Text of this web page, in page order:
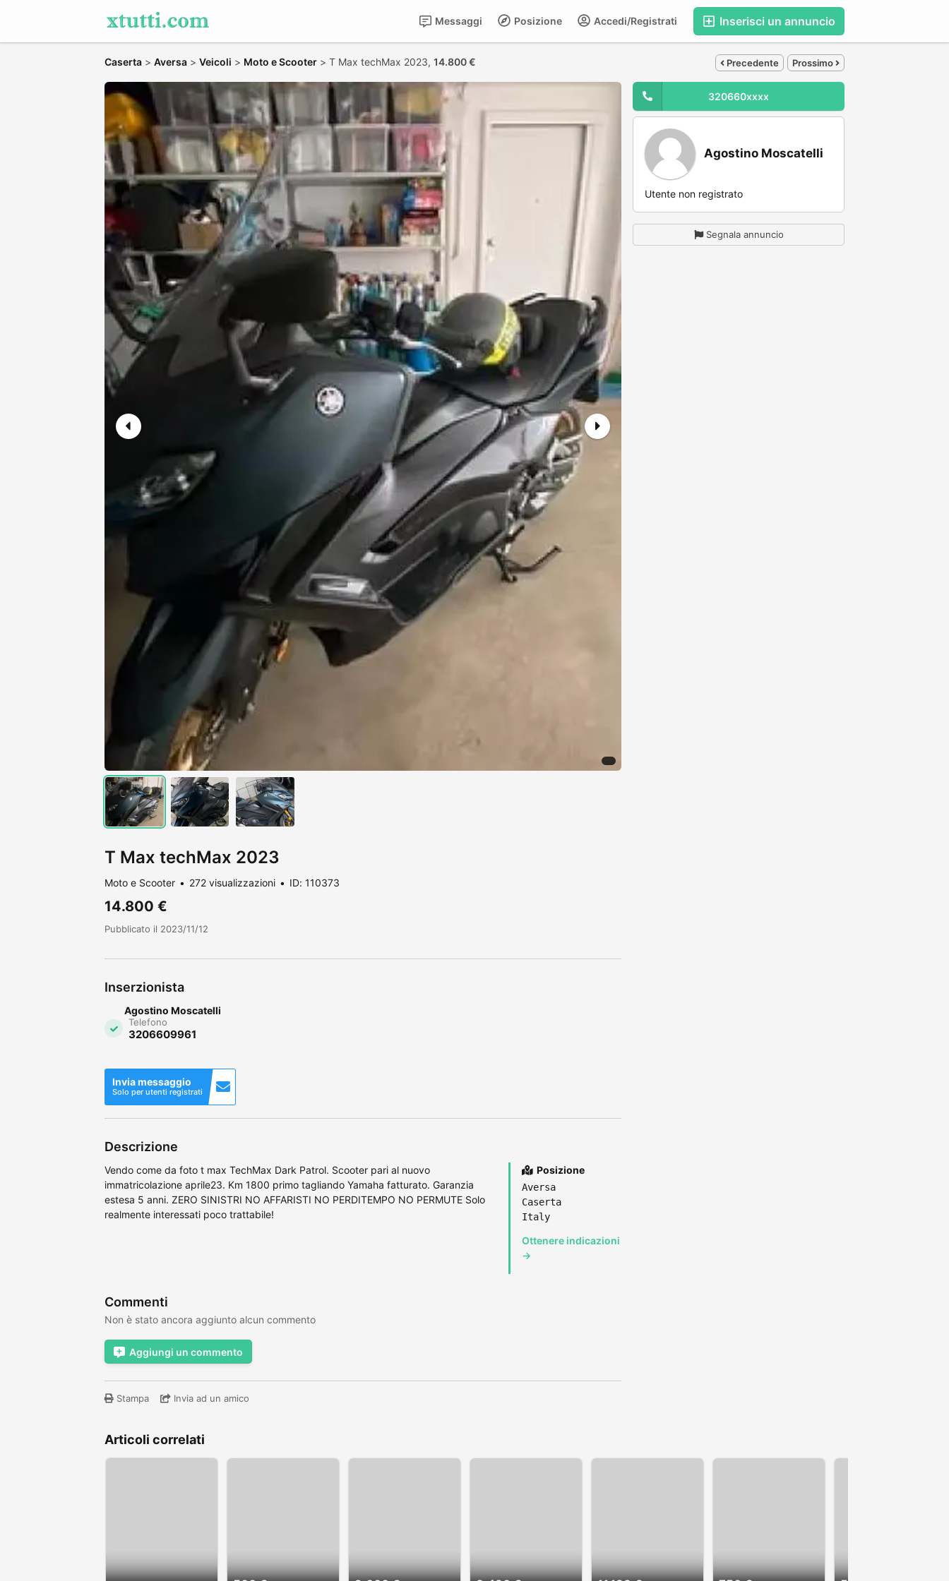
Inserisci un annuncio
Accedi/Registrati
Posizione
Messaggi
Caserta > Aversa > Veicoli > Moto e Scooter > T Max techMax 2023, 14.800 € Precedente Prossimo
T Max techMax 2023
Moto e Scooter 272 visualizzazioni ID: 110373
14.800 €
Pubblicato il 2023/11/12
Inserzionista
Agostino Moscatelli
Telefono
3206609961
Invia messaggio
Solo per utenti registrati
Descrizione
Vendo come da foto t max TechMax Dark Patrol. Scooter pari al nuovo
immatricolazione aprile23. Km 1800 primo tagliando Yamaha fatturato. Garanzia
estesa 5 anni. ZERO SINISTRI NO AFFARISTI NO PERDITEMPO NO PERMUTE Solo
realmente interessati poco trattabile!
Posizione
Aversa
Caserta
Italy
Ottenere indicazioni
→
Commenti
Non è stato ancora aggiunto alcun commento
Aggiungi un commento
Stampa Invia ad un amico
320660xxxx
Agostino Moscatelli
Utente non registrato
Segnala annuncio
Articoli correlati